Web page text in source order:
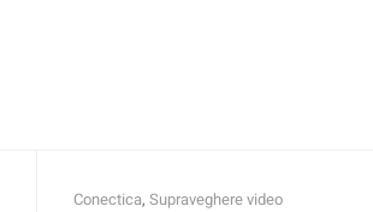
Conectica, Supraveghere video